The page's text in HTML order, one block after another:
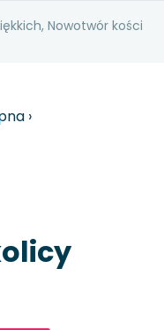
Nowotwór kości
›